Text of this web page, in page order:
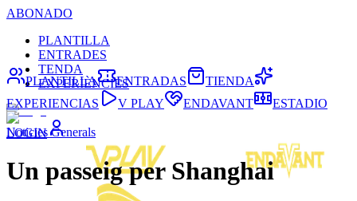
ABONADO
PLANTILLA
ENTRADES
TENDA
EXPERIÈNCIES
LOGIN
PLANTILLA ENTRADAS
TIENDA
EXPERIENCIAS
V PLAY ENDAVANT ESTADIO
Noticies Generals
Un passeig per Shanghai